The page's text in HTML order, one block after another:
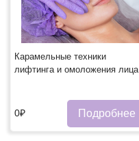
Карамельные техники
лифтинга и омоложения лица
0₽ Подробнее